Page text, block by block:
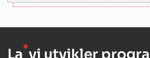
La●vi utvikler